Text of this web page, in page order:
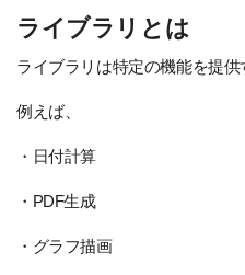
ライブラリとは
ライブラリは特定の機能を提供
例えば、
・日付計算
・PDF生成
・グラフ描画